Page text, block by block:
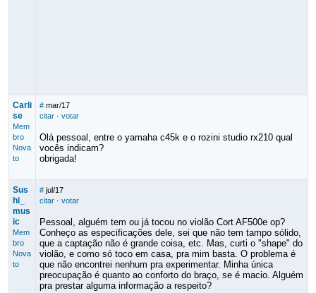
Carli
se
Mem
bro
Nova
to
# mar/17
citar· votar
Olá pessoal, entre o yamaha c45k e o rozini studio rx210 qual
vocês indicam?
obrigada!
Sus
hi_
mus
ic
Mem
bro
Nova
to
# jul/17
citar· votar
Pessoal, alguém tem ou já tocou no violão Cort AF500e op?
Conheço as especificações dele, sei que não tem tampo sólido,
que a captação não é grande coisa, etc. Mas, curti o "shape" do
violão, e como só toco em casa, pra mim basta. O problema é
que não encontrei nenhum pra experimentar. Minha única
preocupação é quanto ao conforto do braço, se é macio. Alguém
pra prestar alguma informação a respeito?